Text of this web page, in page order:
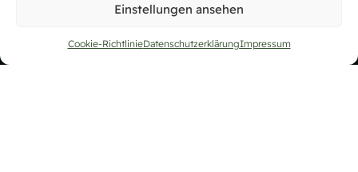
Einstellungen ansehen
Cookie-RichtlinieDatenschutzerklärungImpressum